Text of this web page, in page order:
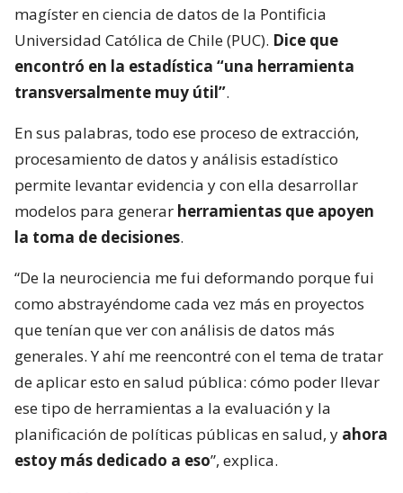
magíster en ciencia de datos de la Pontificia
Universidad Católica de Chile (PUC). Dice que
encontró en la estadística “una herramienta
transversalmente muy útil”.
En sus palabras, todo ese proceso de extracción,
procesamiento de datos y análisis estadístico
permite levantar evidencia y con ella desarrollar
modelos para generar herramientas que apoyen
la toma de decisiones.
“De la neurociencia me fui deformando porque fui
como abstrayéndome cada vez más en proyectos
que tenían que ver con análisis de datos más
generales. Y ahí me reencontré con el tema de tratar
de aplicar esto en salud pública: cómo poder llevar
ese tipo de herramientas a la evaluación y la
planificación de políticas públicas en salud, y ahora
estoy más dedicado a eso”, explica.